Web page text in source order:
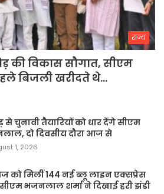
राज्य
की विकास सौगात, सीएम
बिजली खरीदते थे…
से चुनावी तैयारियों को धार देंगे सीएम
दो दिवसीय दौरा आज से
1, 2026
को मिलीं 144 नई ब्लू लाइन एक्सप्रेस
भजनलाल शर्मा ने दिखाई हरी झंडी